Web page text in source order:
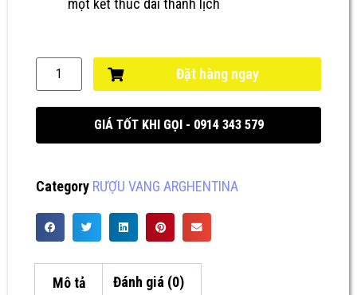
một kết thúc dài thanh lịch
Đặt hàng ngay
GIÁ TỐT KHI GỌI - 0914 343 579
Category RƯỢU VANG ARGHENTINA
Mô tả Đánh giá (0)